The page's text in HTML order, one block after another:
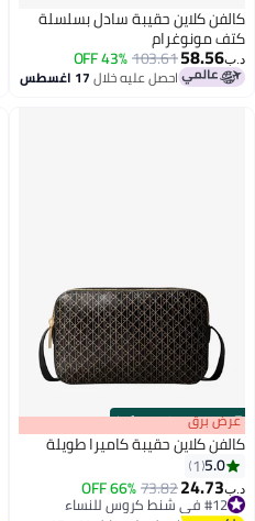
كالفن كلاين حقيبة سادل بسلسلة
كتف مونوغرام
د.ب‏58.56
103.61
43% OFF
احصل عليه خلال17 اغسطس
00m:00s
·
100% Left عرض برق
كالفن كلاين حقيبة كاميرا طويلة
5.0
1
د.ب‏24.73
73.82
66% OFF
#12 في شنط كروس للنساء